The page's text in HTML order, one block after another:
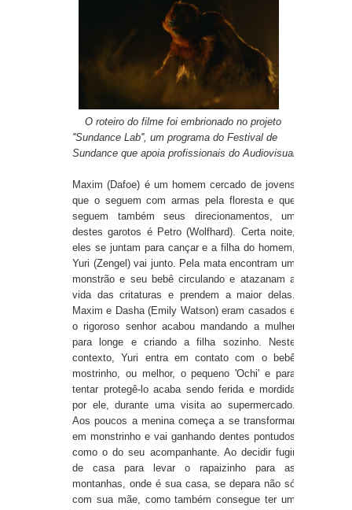
O roteiro do filme foi embrionado no projeto
''Sundance Lab'', um programa do Festival de
Sundance que apoia profissionais do Audiovisual
Maxim (Dafoe) é um homem cercado de jovens
que o seguem com armas pela floresta e que
seguem também seus direcionamentos, um
destes garotos é Petro (Wolfhard). Certa noite,
eles se juntam para cançar e a filha do homem,
Yuri (Zengel) vai junto. Pela mata encontram um
monstrão e seu bebê circulando e atazanam a
vida das critaturas e prendem a maior delas.
Maxim e Dasha (Emily Watson) eram casados e
o rigoroso senhor acabou mandando a mulher
para longe e criando a filha sozinho. Neste
contexto, Yuri entra em contato com o bebê
mostrinho, ou melhor, o pequeno 'Ochi' e para
tentar protegê-lo acaba sendo ferida e mordida
por ele, durante uma visita ao supermercado.
Aos poucos a menina começa a se transformar
em monstrinho e vai ganhando dentes pontudos
como o do seu acompanhante. Ao decidir fugir
de casa para levar o rapaizinho para as
montanhas, onde é sua casa, se depara não só
com sua mãe, como também consegue ter um